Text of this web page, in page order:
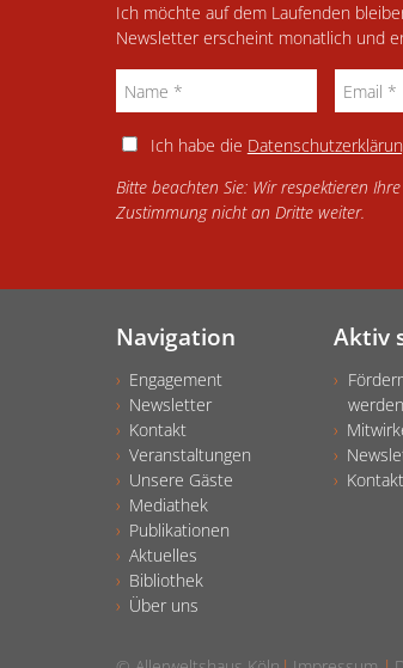
Ich möchte auf dem Laufenden
Newsletter erscheint monatlich und
Ich habe die
Bitte beachten Sie: Wir respektieren
Zustimmung nicht an Dritte weiter.
Navigation
Engagement
Newsletter
Kontakt
Veranstaltungen
Unsere Gäste
Mediathek
Publikationen
Aktuelles
Bibliothek
Über uns
Aktiv
werden
Kontakt